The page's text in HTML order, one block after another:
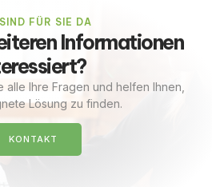
FÜR SIE DA
Informationen
Ihre Fragen und helfen Ihnen,
Lösung zu finden.
KONTAKT